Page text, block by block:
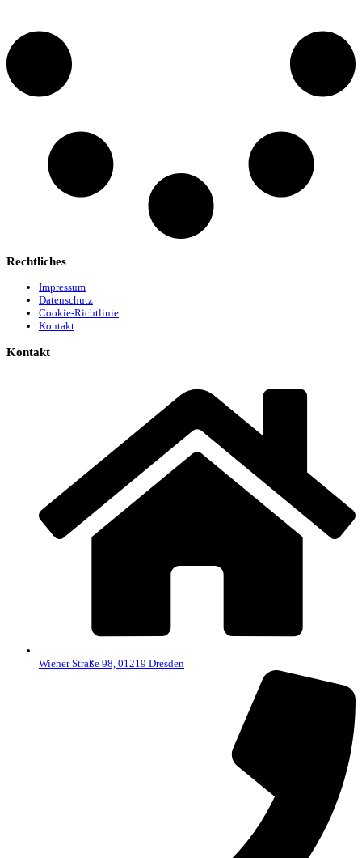
Rechtliches
Impressum
Datenschutz
Cookie-Richtlinie
Kontakt
Kontakt
Wiener Straße 98, 01219 Dresden